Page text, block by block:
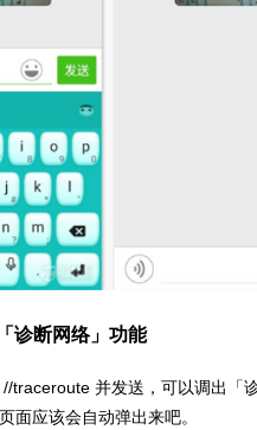
诊断网络」功能
traceroute​ 并发送，可以调出「
面应该会自动弹出来吧。